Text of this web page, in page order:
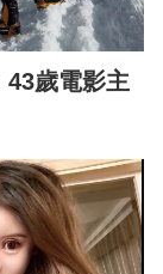
43歲電影主